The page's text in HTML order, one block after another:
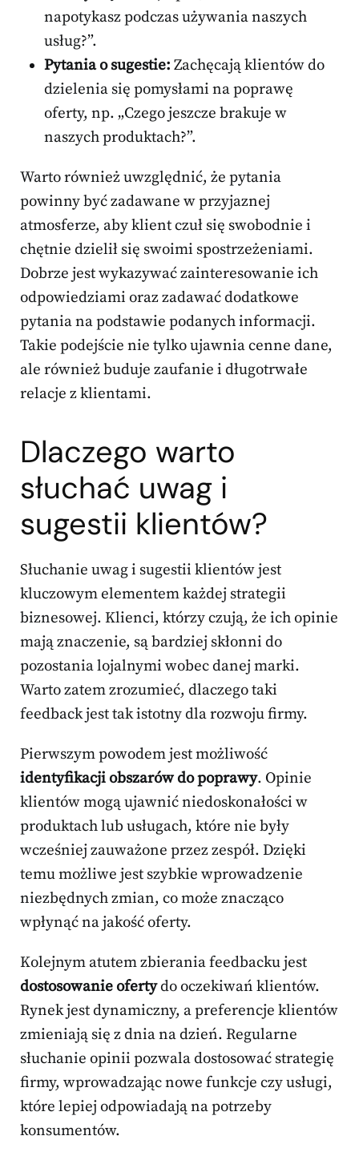
napotykasz podczas używania naszych
usług?”.
Pytania o sugestie: Zachęcają klientów do
dzielenia się pomysłami na poprawę
oferty, np. „Czego jeszcze brakuje w
naszych produktach?”.
Warto również uwzględnić, że pytania
powinny być zadawane w przyjaznej
atmosferze, aby klient czuł się swobodnie i
chętnie dzielił się swoimi spostrzeżeniami.
Dobrze jest wykazywać zainteresowanie ich
odpowiedziami oraz zadawać dodatkowe
pytania na podstawie podanych informacji.
Takie podejście nie tylko ujawnia cenne dane,
ale również buduje zaufanie i długotrwałe
relacje z klientami.
Dlaczego warto
słuchać uwag i
sugestii klientów?
Słuchanie uwag i sugestii klientów jest
kluczowym elementem każdej strategii
biznesowej. Klienci, którzy czują, że ich opinie
mają znaczenie, są bardziej skłonni do
pozostania lojalnymi wobec danej marki.
Warto zatem zrozumieć, dlaczego taki
feedback jest tak istotny dla rozwoju firmy.
Pierwszym powodem jest możliwość
identyfikacji obszarów do poprawy. Opinie
klientów mogą ujawnić niedoskonałości w
produktach lub usługach, które nie były
wcześniej zauważone przez zespół. Dzięki
temu możliwe jest szybkie wprowadzenie
niezbędnych zmian, co może znacząco
wpłynąć na jakość oferty.
Kolejnym atutem zbierania feedbacku jest
dostosowanie ofertydo oczekiwań klientów.
Rynek jest dynamiczny, a preferencje klientów
zmieniają się z dnia na dzień. Regularne
słuchanie opinii pozwala dostosować strategię
firmy, wprowadzając nowe funkcje czy usługi,
które lepiej odpowiadają na potrzeby
konsumentów.